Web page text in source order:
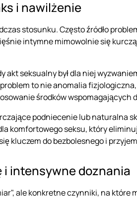
i nawilżenie
stosunku. Często źródło
intymne mimowolnie się
seksualny był dla niej
to nie anomalia
środków wspomagających
podniecenie lub naturalna
komfortowego seksu, który
kluczem do bezbolesnego i
i intensywne doznania
ale konkretne czynniki, na które